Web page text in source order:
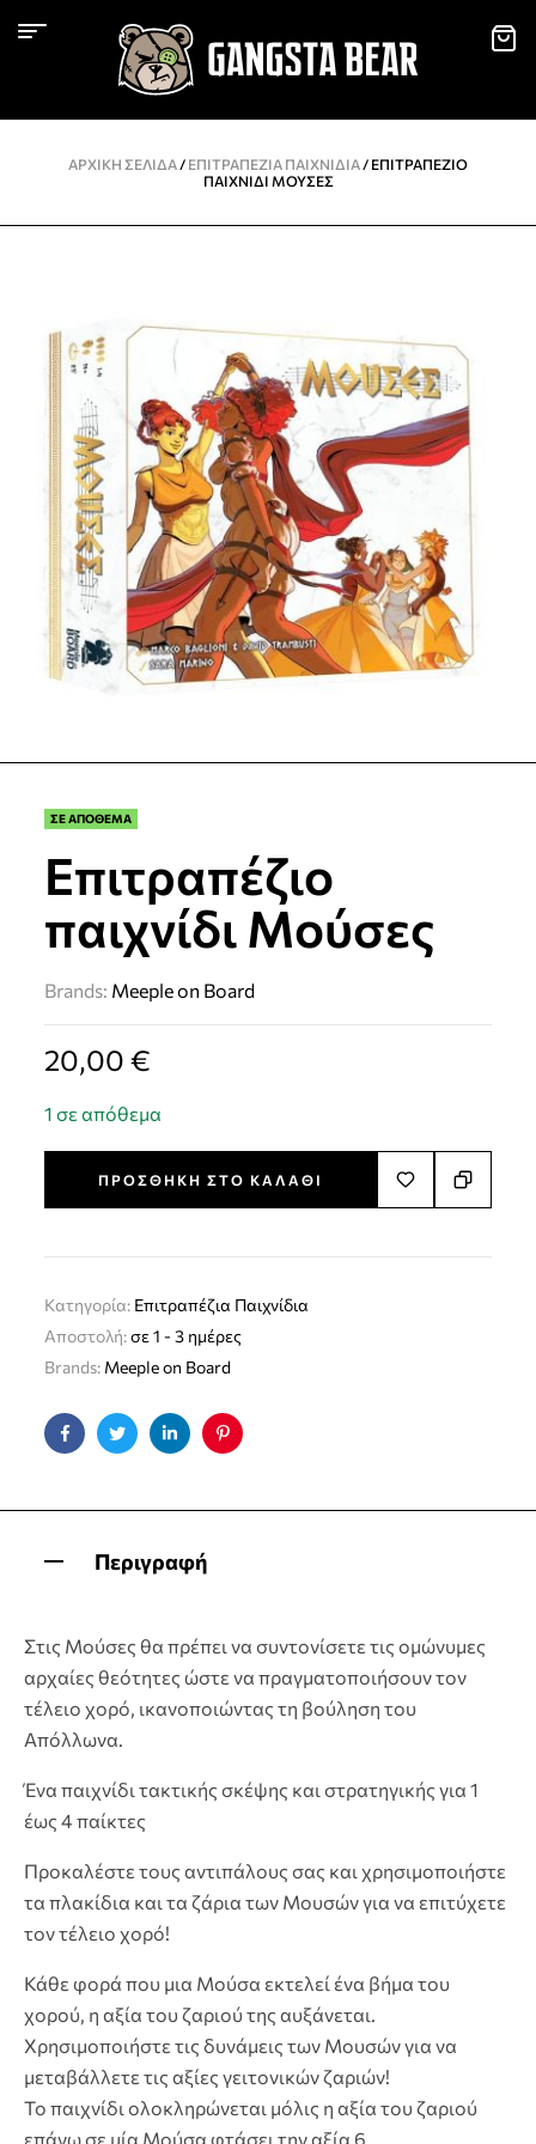
ΑΡΧΙΚΉ ΣΕΛΊΔΑ/ ΕΠΙΤΡΑΠΈΖΙΑ ΠΑΙΧΝΊΔΙΑ/ ΕΠΙΤΡΑΠΈΖΙΟ
ΠΑΙΧΝΊΔΙ ΜΟΎΣΕΣ
ΣΕ ΑΠΟΘΕΜΑ
Επιτραπέζιο
παιχνίδι Μούσες
Brands: Meeple on Board
20,00€
1 σε απόθεμα
ΠΡΟΣΘΉΚΗ ΣΤΟ ΚΑΛΆΘΙ
Κατηγορία: Επιτραπέζια Παιχνίδια
Αποστολή:σε 1 - 3 ημέρες
Brands: Meeple on Board
FacebookTwitterLinkedinPinterest
Περιγραφή
Στις Μούσες θα πρέπει να συντονίσετε τις ομώνυμες
αρχαίες θεότητες ώστε να πραγματοποιήσουν τον
τέλειο χορό, ικανοποιώντας τη βούληση του
Απόλλωνα.
Ένα παιχνίδι τακτικής σκέψης και στρατηγικής για 1
έως 4 παίκτες
Προκαλέστε τους αντιπάλους σας και χρησιμοποιήστε
τα πλακίδια και τα ζάρια των Μουσών για να επιτύχετε
τον τέλειο χορό!
Κάθε φορά που μια Μούσα εκτελεί ένα βήμα του
χορού, η αξία του ζαριού της αυξάνεται.
Χρησιμοποιήστε τις δυνάμεις των Μουσών για να
μεταβάλλετε τις αξίες γειτονικών ζαριών!
Το παιχνίδι ολοκληρώνεται μόλις η αξία του ζαριού
επάνω σε μία Μούσα φτάσει την αξία 6.